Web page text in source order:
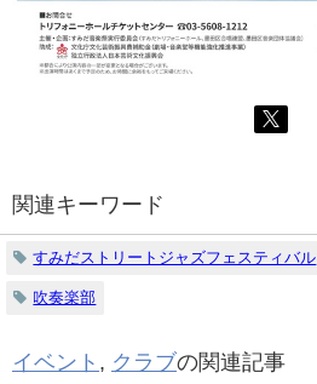
関連キーワード
すみだストリートジャズフェスティバル
吹奏楽部
イベント , クラブの関連記事